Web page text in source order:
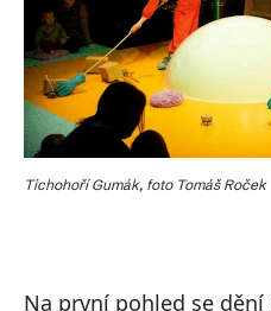
Tichohoří Gumák, foto Tomáš Roček
Na první pohled se